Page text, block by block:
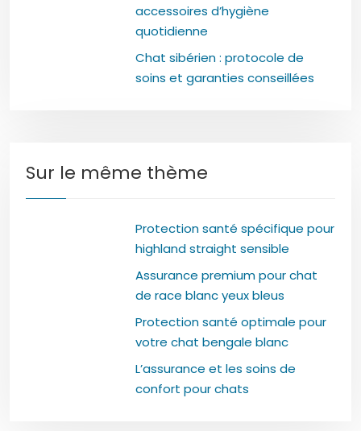
accessoires d’hygiène
quotidienne
Chat sibérien : protocole de
soins et garanties conseillées
Sur le même thème
Protection santé spécifique pour
highland straight sensible
Assurance premium pour chat
de race blanc yeux bleus
Protection santé optimale pour
votre chat bengale blanc
L’assurance et les soins de
confort pour chats